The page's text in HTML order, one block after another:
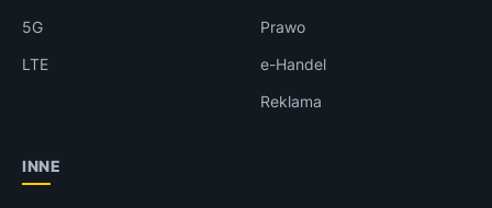
5G
LTE
Prawo
e-Handel
Reklama
INNE